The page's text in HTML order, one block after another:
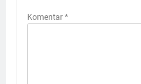
Komentar *